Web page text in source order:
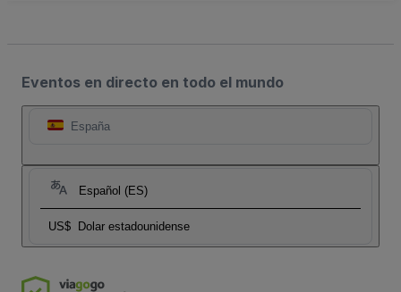
Eventos en directo en todo el mundo
España
Español (ES)
US$ Dolar estadounidense